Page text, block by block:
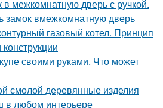
в межкомнатную дверь с ручкой.
замок вмежкомнатную дверь
газовый котел. Принцип
своими руками. Что может
смолой деревянные изделия
в любом интерьере